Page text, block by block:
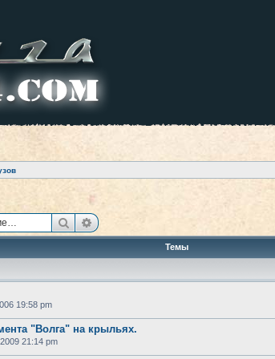
ПоискРасширенный поиск
Темы
19:58 pm
"Волга" на крыльях.
21:14 pm